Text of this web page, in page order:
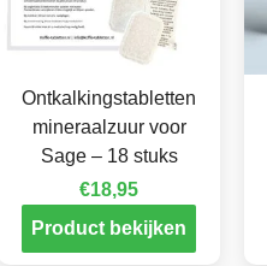
Ontkalkingstabletten
mineraalzuur voor
Sage – 18 stuks
€18,95
Product bekijken